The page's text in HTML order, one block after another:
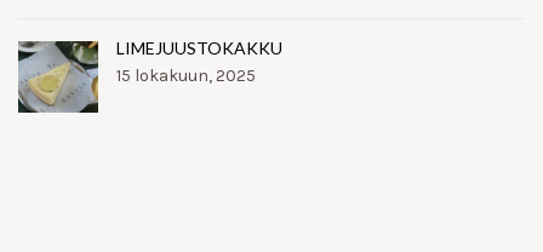
LIMEJUUSTOKAKKU
15 lokakuun, 2025